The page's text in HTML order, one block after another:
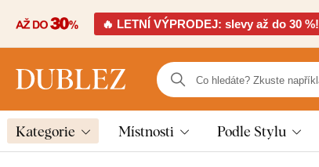
🔥 LETNÍ VÝPRODEJ: slevy až do 30 %!
Kategorie Místnosti Podle Stylu